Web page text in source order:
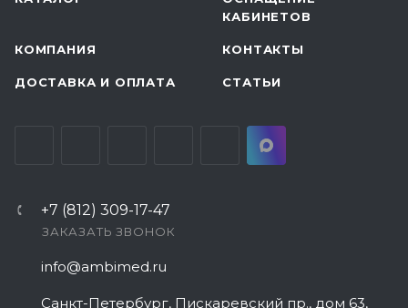
КАБИНЕТОВ
КОМПАНИЯ КОНТАКТЫ
ДОСТАВКА И ОПЛАТА СТАТЬИ
+7 (812) 309-17-47
ЗАКАЗАТЬ ЗВОНОК
info@ambimed.ru
Санкт-Петербург, Пискаревский пр., дом 63,